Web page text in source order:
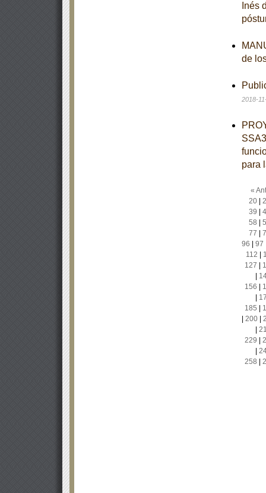
Inés
de
2018-
para
«
20|
39
58
77
96
97
112
127
156
185
200|
229
258